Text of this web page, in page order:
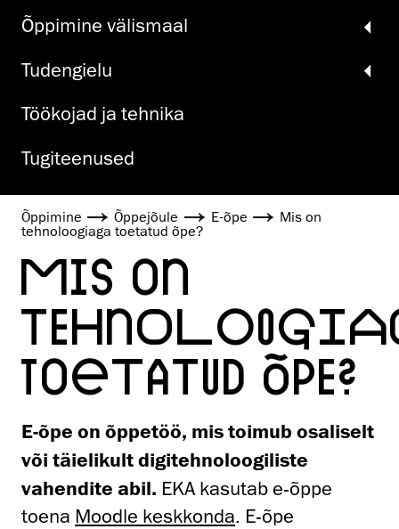
Õppimine välismaal
Tudengielu
Töökojad ja tehnika
Tugiteenused
Õppimine Õppejõule E-õpe
Mis on
tehnoloogiaga toetatud õpe?
MIS ON
TOETATUD ÕPE?
E-õpe on õppetöö, mis toimub osaliselt
või täielikult digitehnoloogiliste
vahendite abil. EKA kasutab e-õppe
toena Moodle keskkonda. E-õpe